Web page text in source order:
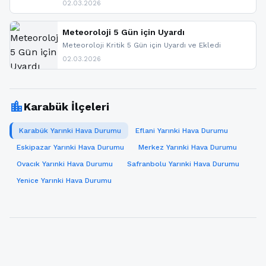
paylaşacağız. En hızlı şekilde haberdar olmak için
sitemizi takip edebilir ve bildirimleri açabilirsiniz.
02.03.2026
Meteoroloji 5 Gün için Uyardı
Meteoroloji Kritik 5 Gün için Uyardı ve Ekledi
02.03.2026
location_cityKarabük İlçeleri
Karabük Yarınki Hava Durumu
Eflani Yarınki Hava Durumu
Eskipazar Yarınki Hava Durumu
Merkez Yarınki Hava Durumu
Ovacık Yarınki Hava Durumu
Safranbolu Yarınki Hava Durumu
Yenice Yarınki Hava Durumu